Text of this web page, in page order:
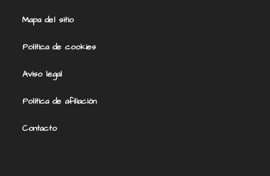
Mapa del sitio
Política de cookies
Aviso legal
Política de afiliación
Contacto